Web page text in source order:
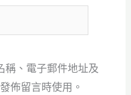
稱、電子郵件地址及
佈留言時使用。